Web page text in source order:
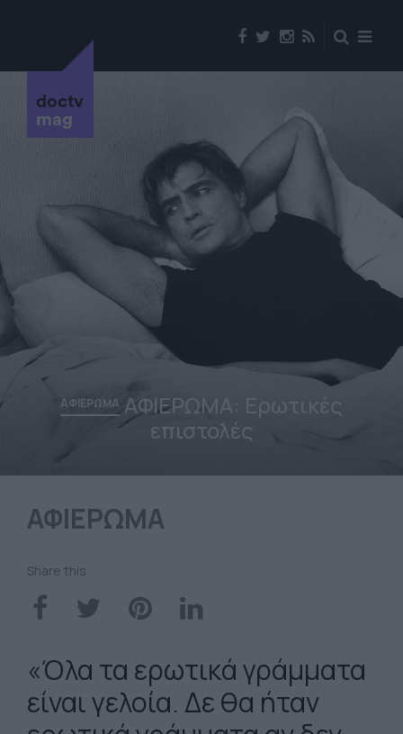
doctv
mag
ΑΦΙΕΡΩΜΑ ΑΦΙΕΡΩΜΑ: Ερωτικές
επιστολές
ΑΦΙΕΡΩΜΑ
Share this
«Όλα τα ερωτικά γράμματα
είναι γελοία. Δε θα ήταν